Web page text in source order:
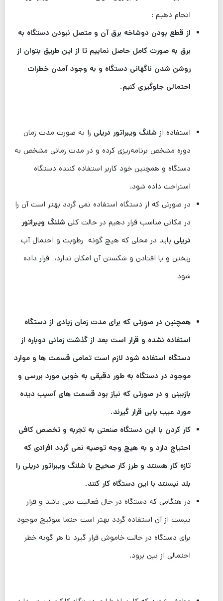
انجام دهیم :
از قطع بودن دوشاخه برق آن و متصل نبودن دستگاه به
برق به صورت کامل حاصل نماییم تا از این طریق بتوان از
روشن شدن ناگهانی دستگاه و به وجود آمدن خطرات
احتمالی جلوگیری کنیم.
استفاده از شلنگ ویبراتور دریلی را به صورت مدت زمان
دوره مشخص برنامه‌ریزی کرده و در مدت زمانی مشخص به
دستگاه و همچنین خود کاربر استفاده کننده دستگاه
استراحت داده شود.
در صورتی که از دستگاه استفاده نمی گردد بهتر است آن را
در مکانی مناسب قرار دهیم در حالت کلی شلنگ ویبراتور
دریلی باید در محلی که هیچ گونه رطوبت و احتمال آب
ریختن و یا افتادن و شکستن آن امکان ندارد، قرار داده
شود
همچنین در صورتی که برای مدت زمان زیادی از دستگاه
استفاده نشده و قرار است بعد از گذشت زمانی دوباره از
دستگاه استفاده شود لازم است تمامی قسمت ها و موارد
موجود در دستگاه به طور دقیقی به خوبی مورد بررسی و
بازبینی و در صورتی که نیاز بود قسمت های آسیب دیده
مورد عیب یابی قرار گیرند.
کار کردن با این دستگاه صنعتی به تجربه و تخصص کافی
احتیاج دارد و به هیچ وجه توصیه نمی گردد افرادی که
تازه کار هستند و طرز کار صحیح با شلنگ ویبراتور دریلی را
بلد نیستند با این دستگاه کار کنند.
در هنگامی که دستگاه در حال فعالیت نمی باشد و قرار
نیست از آن استفاده گردد بهتر است حتما سوئیچ موجود
برای دستگاه در حالت خاموش قرار گیرد تا هر گونه خطر
احتمالی از بین برود.